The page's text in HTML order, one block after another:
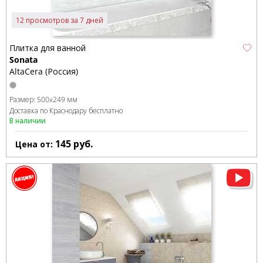
12 просмотров за 7 дней
Плитка для ванной
Sonata
AltaCera (Россия)
Размер: 500x249 мм
Доставка по Краснодару бесплатно
В наличии
Цена от: 145 руб.